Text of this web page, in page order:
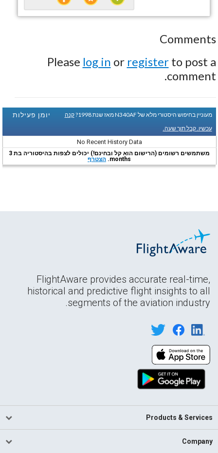
Comments
Please log in or registerto post a
comment.
יומן פעילות מעוניין בחיפוש היסטורי מלא של N340AF מאז שנת 1998?
קנה
עכשיו. קבל תוך שעה.
No Recent History Data
משתמשים רשומים (הרישום הוא קל ובחינם!) יכולים לצפות בהיסטוריה בת 3
months. הצטרף
FlightAware provides accurate real-time,
historical and predictive flight insights to all
segments of the aviation industry.
Products & Services
Company